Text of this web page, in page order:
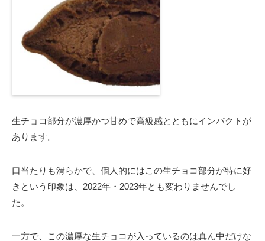
生チョコ部分が濃厚かつ甘めで高級感とともにインパクトが
あります。
口当たりも滑らかで、個人的にはこの生チョコ部分が特に好
きという印象は、2022年・2023年とも変わりませんでし
た。
一方で、この濃厚な生チョコが入っているのは真ん中だけな